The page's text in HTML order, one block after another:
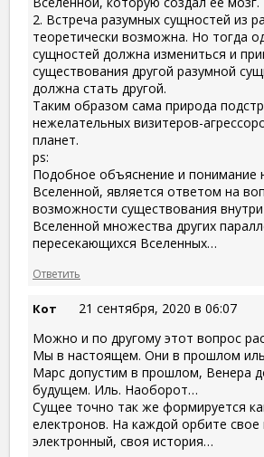
2. Встреча разумных сущностей из
теоретически возможна. Но тогда
сущностей должна измениться и
существования другой разумной
должна стать другой.
Таким образом сама природа
нежелательных визитеров-
планет.
ps:
Подобное объяснение и понимание
Вселенной, является ответом на
возможности существования
Вселенной множества других
пересекающихся Вселенных…
Ответить
Кот
21 сентября, 2020 в 06:07
Можно и по другому этот вопрос
Мы в настоящем. Они в прошлом
Марс допустим в прошлом, Венера
будущем. Иль. Наоборот…
Сущее точно так же формируется
електронов. На каждой орбите
электронный, своя история…